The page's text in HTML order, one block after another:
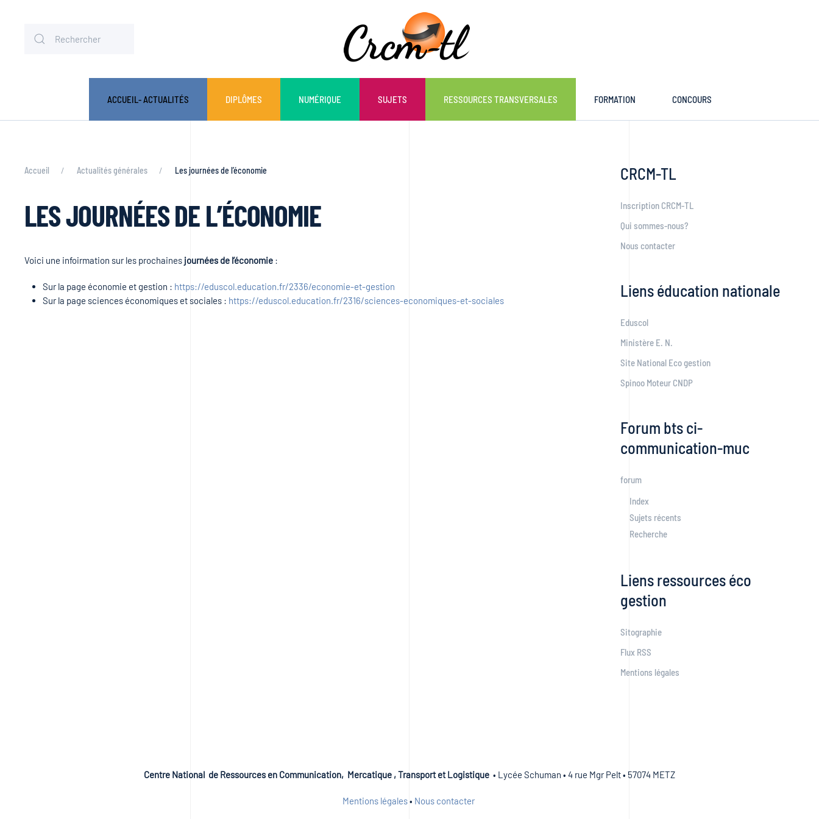
ACCUEIL- ACTUALITÉS DIPLÔMES NUMÉRIQUE SUJETS RESSOURCES TRANSVERSALES FORMATION CONCOURS
Accueil Actualités générales Les journées de l’économie
LES JOURNÉES DE L’ÉCONOMIE
Voici une infoirmation sur les prochaines journées de l’économie :
Sur la page économie et gestion : https://eduscol.education.fr/2336/economie-et-gestion
Sur la page sciences économiques et sociales : https://eduscol.education.fr/2316/sciences-economiques-et-sociales
CRCM-TL
Inscription CRCM-TL
Qui sommes-nous?
Nous contacter
Liens éducation nationale
Eduscol
Ministère E. N.
Site National Eco gestion
Spinoo Moteur CNDP
Forum bts ci-
communication-muc
forum
Index
Sujets récents
Recherche
Liens ressources éco
gestion
Sitographie
Flux RSS
Mentions légales
Centre National de Ressources en Communication, Mercatique , Transport et Logistique • Lycée Schuman • 4 rue Mgr Pelt • 57074 METZ
Mentions légales• Nous contacter